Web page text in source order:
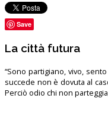
Save
La città futura
“Sono partigiano, vivo,
succede non è dovuta al
Perciò odio chi non